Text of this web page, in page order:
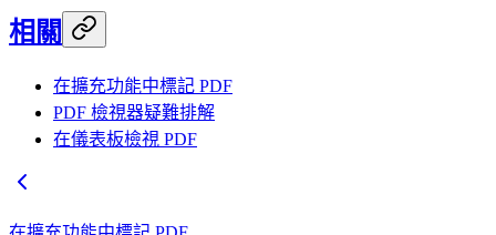
相關
在擴充功能中標記 PDF
PDF 檢視器疑難排解
在儀表板檢視 PDF